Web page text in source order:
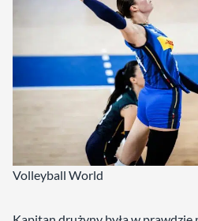
Volleyball World